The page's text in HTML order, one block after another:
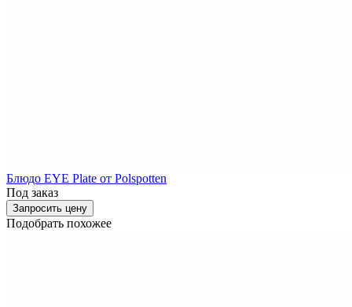
Блюдо EYE Plate от Polspotten
Под заказ
Запросить цену
Подобрать похожее